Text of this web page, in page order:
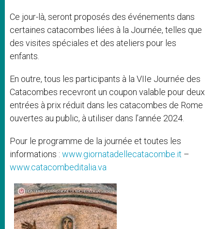
Ce jour-là, seront proposés des événements dans
certaines catacombes liées à la Journée, telles que
des visites spéciales et des ateliers pour les
enfants.
En outre, tous les participants à la VIIe Journée des
Catacombes recevront un coupon valable pour deux
entrées à prix réduit dans les catacombes de Rome
ouvertes au public, à utiliser dans l’année 2024.
Pour le programme de la journée et toutes les
informations : www.giornatadellecatacombe.it –
www.catacombeditalia.va